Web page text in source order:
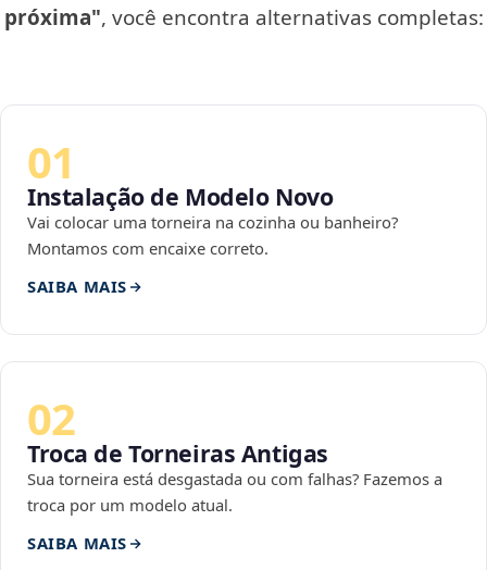
próxima", você encontra alternativas completas:
01
Instalação de Modelo Novo
Vai colocar uma torneira na cozinha ou banheiro?
Montamos com encaixe correto.
SAIBA MAIS
02
Troca de Torneiras Antigas
Sua torneira está desgastada ou com falhas? Fazemos a
troca por um modelo atual.
SAIBA MAIS